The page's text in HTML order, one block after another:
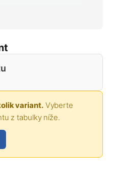
variant.Vyberte
z tabulky níže.